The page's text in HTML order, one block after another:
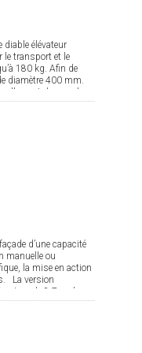
diable élévateur
le transport et le
180 kg. Afin de
diamètre 400 mm.
sont de grand
une rotation complète
même en charge
sur chantier se
d’un frein de
d’une capacité
manuelle ou
la mise en action
La version
de 8,7 m, le
commande est équipé
réglable avec pieds
accessoires
potence avec